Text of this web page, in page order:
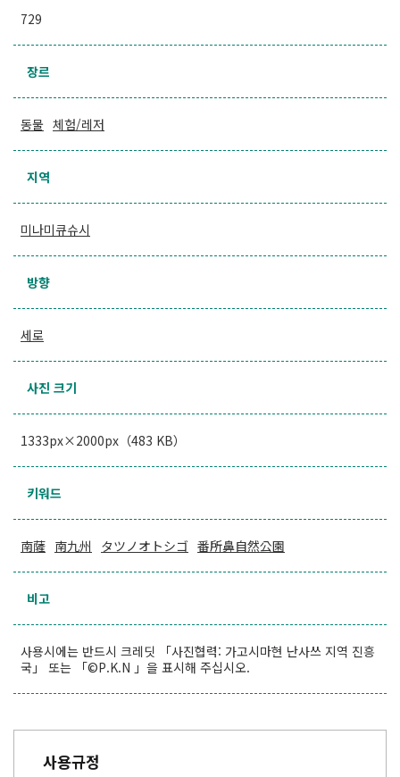
729
장르
동물 체험/레저
지역
미나미큐슈시
방향
세로
사진 크기
1333px×2000px（483 KB）
키워드
南薩 南九州 タツノオトシゴ 番所鼻自然公園
비고
사용시에는 반드시 크레딧 「사진협력: 가고시마현 난사쓰 지역 진흥
국」 또는 「©P.K.N 」을 표시해 주십시오.
사용규정